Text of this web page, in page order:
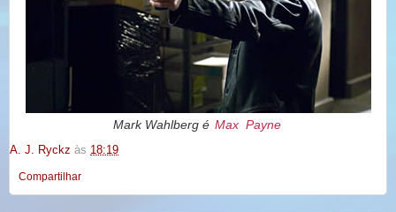
Mark Wahlberg é Max Payne
A. J. Ryckz às 18:19
Compartilhar